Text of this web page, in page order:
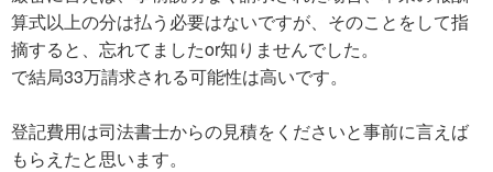
算式以上の分は払う必要はないですが、そのことをして指
摘すると、忘れてましたor知りませんでした。
で結局33万請求される可能性は高いです。
登記費用は司法書士からの見積をくださいと事前に言えば
もらえたと思います。